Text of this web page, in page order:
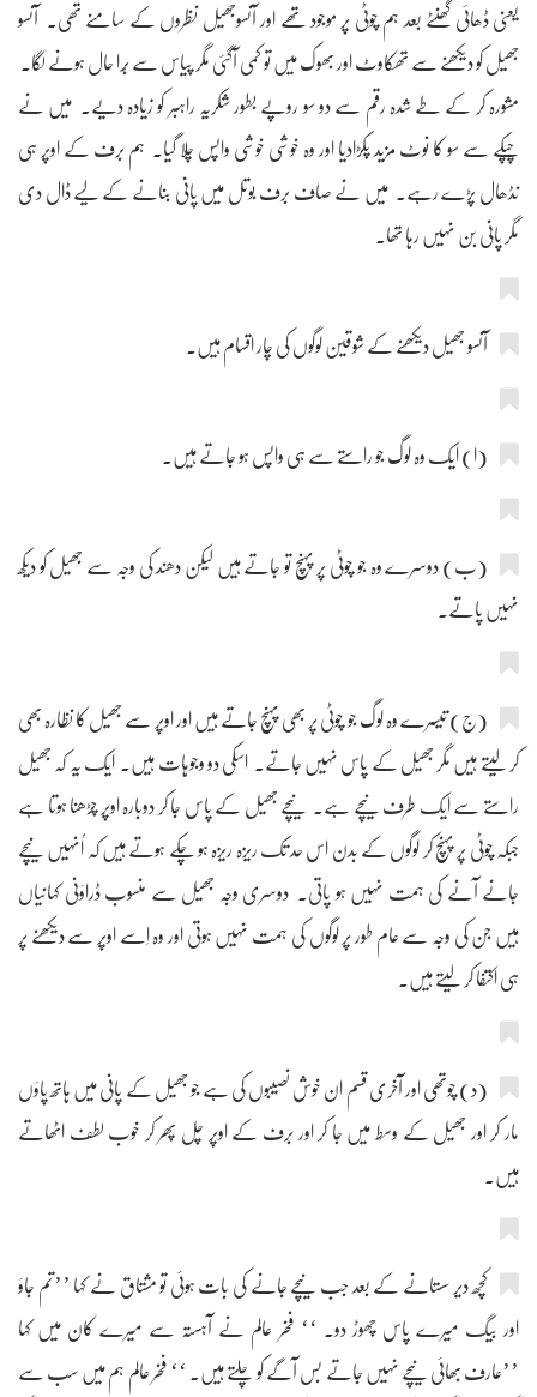
یعنی ڈھائی گھنٹے بعد ہم چوٹی پر موجود تھے اور آنسوجھیل نظروں کے سامنے تھی۔ آنسو
جھیل کو دیکھنے سے تھکاوٹ اور بھوک میں تو کمی آگئی مگر پیاس سے بُرا حال ہونے لگا۔
مشورہ کر کے طے شدہ رقم سے دو سو روپے بطور شکریہ راہبر کو زیادہ دیے۔ میں نے
چپکے سے سو کا نوٹ مزید پکڑادیا اور وہ خوشی خوشی واپس چلا گیا۔ ہم برف کے اوپر ہی
نڈھال پڑے رہے۔ میں نے صاف برف بوتل میں پانی بنانے کے لیے ڈال دی
مگر پانی بن نہیں رہا تھا۔
آنسو جھیل دیکھنے کے شوقین لوگوں کی چار اقسام ہیں۔
(ا) ایک وہ لوگ جو راستے سے ہی واپس ہو جاتے ہیں۔
(ب) دوسرے وہ جو چوٹی پر پہنچ تو جاتے ہیں لیکن دھند کی وجہ سے جھیل کو دیکھ
نہیں پاتے۔
(ج) تیسرے وہ لوگ جو چوٹی پر بھی پہنچ جاتے ہیں اور اوپر سے جھیل کا نظارہ بھی
کر لیتے ہیں مگر جھیل کے پاس نہیں جاتے۔ اسکی دو وجوہات ہیں۔ ایک یہ کہ جھیل
راستے سے ایک طرف نیچے ہے۔ نیچے جھیل کے پاس جا کر دوبارہ اوپر چڑھنا ہوتا ہے
جبکہ چوٹی پر پہنچ کر لوگوں کے بدن اس حد تک ریزہ ریزہ ہو چکے ہوتے ہیں کہ اُنہیں نیچے
جانے آنے کی ہمت نہیں ہو پاتی۔ دوسری وجہ جھیل سے منسوب ڈراؤنی کہانیاں
ہیں جن کی وجہ سے عام طور پر لوگوں کی ہمت نہیں ہوتی اور وہ اِسے اوپر سے دیکھنے پر
ہی اکتفا کر لیتے ہیں۔
(د) چوتھی اور آخری قسم ان خوش نصیبوں کی ہے جو جھیل کے پانی میں ہاتھ پاؤں
مار کر اور جھیل کے وسط میں جا کر اور برف کے اوپر چل پھر کر خوب لطف اٹھاتے
ہیں۔
کچھ دیر سستانے کے بعد جب نیچے جانے کی بات ہوئی تو مشتاق نے کہا ’’تم جاؤ
اور بیگ میرے پاس چھوڑ دو۔ ‘‘ فخر عالم نے آہستہ سے میرے کان میں کہا
’’عارف بھائی نیچے نہیں جاتے بس آگے کو چلتے ہیں۔ ‘‘ فخر عالم ہم میں سب سے